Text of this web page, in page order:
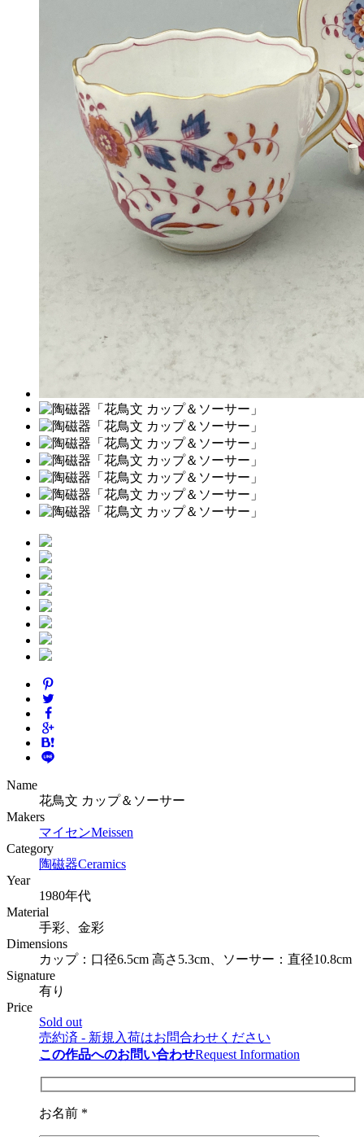
Name
花鳥文 カップ＆ソーサー
Makers
マイセンMeissen
Category
陶磁器Ceramics
Year
1980年代
Material
手彩、金彩
Dimensions
カップ：口径6.5cm 高さ5.3cm、ソーサー：直径10.8cm
Signature
有り
Price
Sold out
売約済 - 新規入荷はお問合わせください
この作品へのお問い合わせRequest Information
お名前 *